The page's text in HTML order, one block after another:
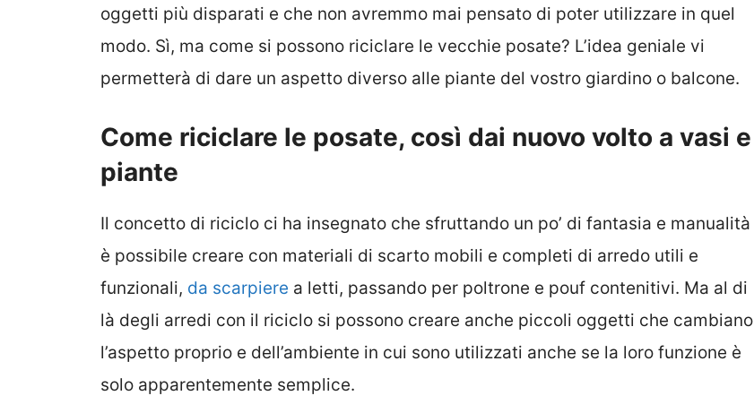
oggetti più disparati e che non avremmo mai pensato di poter utilizzare in quel
modo. Sì, ma come si possono riciclare le vecchie posate? L’idea geniale vi
permetterà di dare un aspetto diverso alle piante del vostro giardino o balcone.
Come riciclare le posate, così dai nuovo volto a vasi e
piante
Il concetto di riciclo ci ha insegnato che sfruttando un po’ di fantasia e manualità
è possibile creare con materiali di scarto mobili e completi di arredo utili e
funzionali, da scarpiere a letti, passando per poltrone e pouf contenitivi. Ma al di
là degli arredi con il riciclo si possono creare anche piccoli oggetti che cambiano
l’aspetto proprio e dell’ambiente in cui sono utilizzati anche se la loro funzione è
solo apparentemente semplice.